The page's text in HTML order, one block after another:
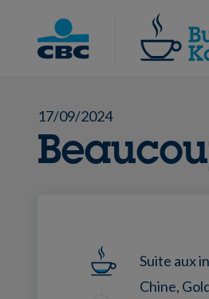
content
17/09/2024
Suite aux
Chine,